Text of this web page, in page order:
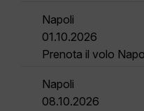
Napoli
01.10.2026
Prenota il volo
Napoli
08.10.2026